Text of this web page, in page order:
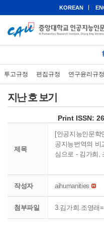
KOREAN
투고규정 편집규정 연구윤리규정
지난 호 보기
Print ISSN:
제목
[인공지능인문학
공지능번역의 비
심으로 - 김가희,
작성자 aihumanities
첨부파일 3.김가희.조영래